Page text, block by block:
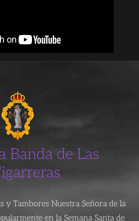
Banda de Las
y Tambores Nuestra Señora de la
en la Semana Santa de